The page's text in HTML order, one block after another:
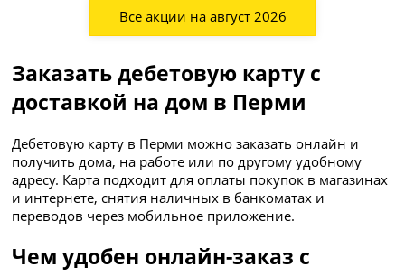
Все акции на август 2026
Заказать дебетовую карту с
доставкой на дом в Перми
Дебетовую карту в Перми можно заказать онлайн и
получить дома, на работе или по другому удобному
адресу. Карта подходит для оплаты покупок в магазинах
и интернете, снятия наличных в банкоматах и
переводов через мобильное приложение.
Чем удобен онлайн-заказ с